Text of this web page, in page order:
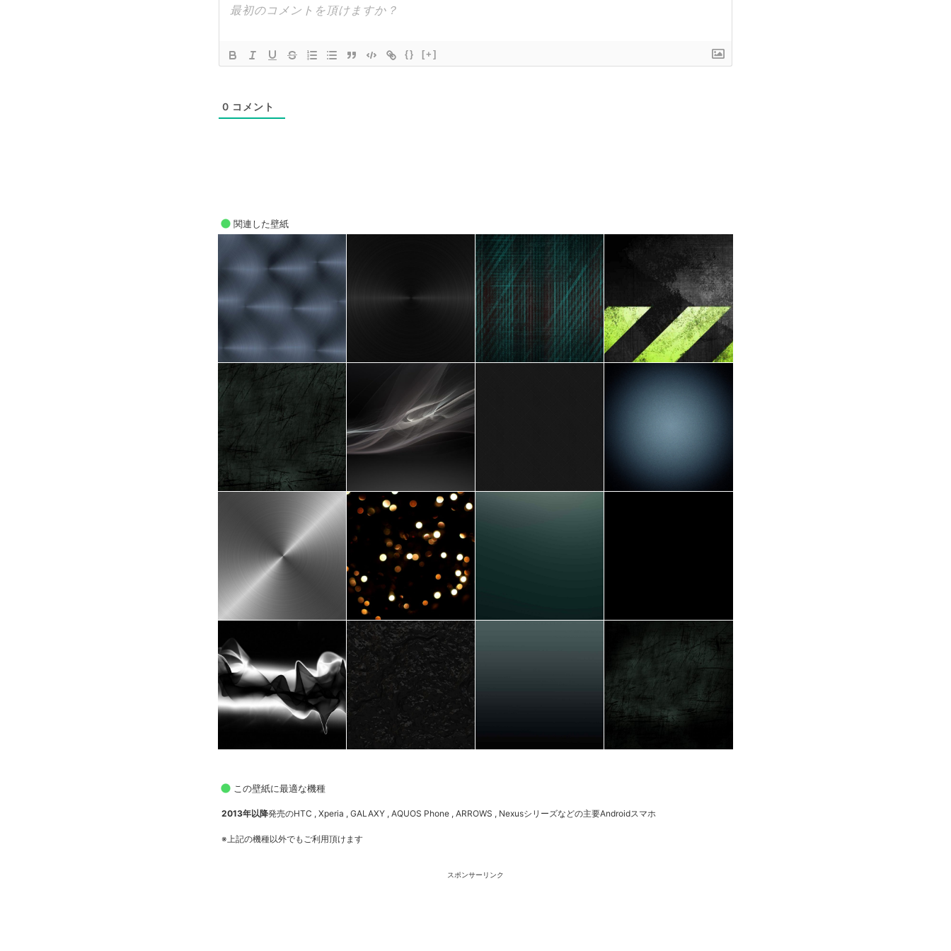
{} [+]
0 コメント
関連した壁紙
この壁紙に最適な機種
2013年以降発売のHTC , Xperia , GALAXY , AQUOS Phone , ARROWS , Nexusシリーズなどの主要Androidスマホ
※上記の機種以外でもご利用頂けます
スポンサーリンク